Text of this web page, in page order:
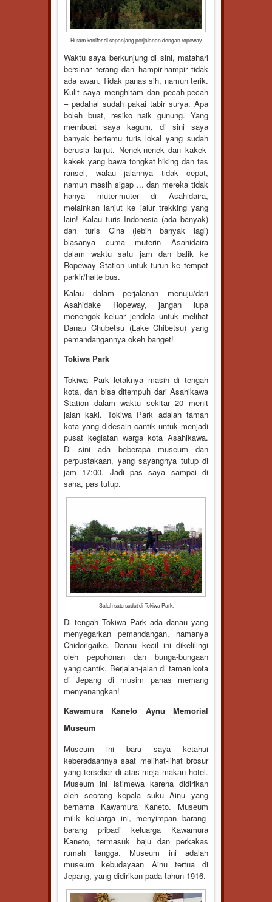
Hutam konifer di sepanjang perjalanan dengan ropeway.
Waktu saya berkunjung di sini, matahari
bersinar terang dan hampir-hampir tidak
ada awan. Tidak panas sih, namun terik.
Kulit saya menghitam dan pecah-pecah
– padahal sudah pakai tabir surya. Apa
boleh buat, resiko naik gunung. Yang
membuat saya kagum, di sini saya
banyak bertemu turis lokal yang sudah
berusia lanjut. Nenek-nenek dan kakek-
kakek yang bawa tongkat hiking dan tas
ransel, walau jalannya tidak cepat,
namun masih sigap ... dan mereka tidak
hanya muter-muter di Asahidaira,
melainkan lanjut ke jalur trekking yang
lain! Kalau turis Indonesia (ada banyak)
dan turis Cina (lebih banyak lagi)
biasanya cuma muterin Asahidaira
dalam waktu satu jam dan balik ke
Ropeway Station untuk turun ke tempat
parkir/halte bus.
Kalau dalam perjalanan menuju/dari
Asahidake Ropeway, jangan lupa
menengok keluar jendela untuk melihat
Danau Chubetsu (Lake Chibetsu) yang
pemandangannya okeh banget!
Tokiwa Park
Tokiwa Park letaknya masih di tengah
kota, dan bisa ditempuh dari Asahikawa
Station dalam waktu sekitar 20 menit
jalan kaki. Tokiwa Park adalah taman
kota yang didesain cantik untuk menjadi
pusat kegiatan warga kota Asahikawa.
Di sini ada beberapa museum dan
perpustakaan, yang sayangnya tutup di
jam 17:00. Jadi pas saya sampai di
sana, pas tutup.
Salah satu sudut di Tokiwa Park.
Di tengah Tokiwa Park ada danau yang
menyegarkan pemandangan, namanya
Chidorigaike. Danau kecil ini dikelilingi
oleh pepohonan dan bunga-bungaan
yang cantik. Berjalan-jalan di taman kota
di Jepang di musim panas memang
menyenangkan!
Kawamura Kaneto Aynu Memorial
Museum
Museum ini baru saya ketahui
keberadaannya saat melihat-lihat brosur
yang tersebar di atas meja makan hotel.
Museum ini istimewa karena didirikan
oleh seorang kepala suku Ainu yang
bernama Kawamura Kaneto. Museum
milik keluarga ini, menyimpan barang-
barang pribadi keluarga Kawamura
Kaneto, termasuk baju dan perkakas
rumah tangga. Museum ini adalah
museum kebudayaan Ainu tertua di
Jepang, yang didirikan pada tahun 1916.